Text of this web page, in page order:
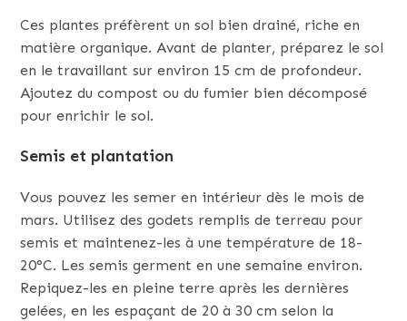
Ces plantes préfèrent un sol bien drainé, riche en
matière organique. Avant de planter, préparez le sol
en le travaillant sur environ 15 cm de profondeur.
Ajoutez du compost ou du fumier bien décomposé
pour enrichir le sol.
Semis et plantation
Vous pouvez les semer en intérieur dès le mois de
mars. Utilisez des godets remplis de terreau pour
semis et maintenez-les à une température de 18-
20°C. Les semis germent en une semaine environ.
Repiquez-les en pleine terre après les dernières
gelées, en les espaçant de 20 à 30 cm selon la